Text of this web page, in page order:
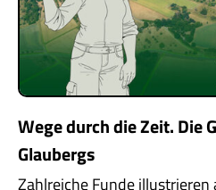
Wege durch die Zeit. Die
Glaubergs
Zahlreiche Funde